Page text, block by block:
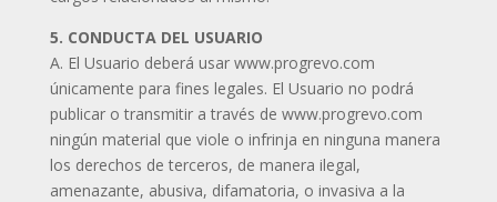
5. CONDUCTA DEL USUARIO
A. El Usuario deberá usar www.progrevo.com
únicamente para fines legales. El Usuario no podrá
publicar o transmitir a través de www.progrevo.com
ningún material que viole o infrinja en ninguna manera
los derechos de terceros, de manera ilegal,
amenazante, abusiva, difamatoria, o invasiva a la